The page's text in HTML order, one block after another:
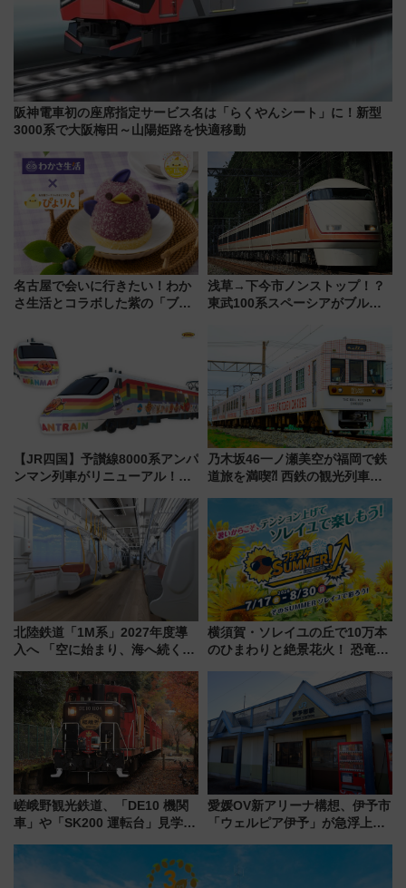
阪神電車初の座席指定サービス名は「らくやんシート」に！新型
3000系で大阪梅田～山陽姫路を快適移動
名古屋で会いに行きたい！わか
さ生活とコラボした紫の「ブル
浅草→下今市ノンストップ！？
東武100系スペーシアがブルー
ー当時の停車駅」を再現 運転
時刻や特急券の買い方を紹介
【JR四国】予讃線8000系アンパ
ンマン列車がリニューアル！内
今年12月
乃木坂46一ノ瀬美空が福岡で鉄
道旅を満喫⁈ 西鉄の観光列車
CHIKUGO」で巡る福岡･太宰
府･柳川の旅！YouTubeが公開
に
北陸鉄道「1M系」2027年度導
入へ 「空に始まり、海へ続く」
神秘的なデザイン
横須賀・ソレイユの丘で10万本
のひまわりと絶景花火！ 恐竜や
帰りお出かけ最新情報（2026年
7月17日～開催）
嵯峨野観光鉄道、「DE10 機関
車」や「SK200 運転台」見学ツ
トの一環で激レア体験できちゃ
うかも 参加方法やスケジュール
愛媛OV新アリーナ構想、伊予市
「ウェルピア伊予」が急浮上！